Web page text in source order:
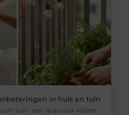
in huis en tuin
en tuin: een gids voor kleine,